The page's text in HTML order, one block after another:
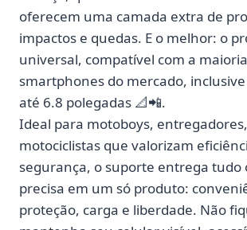
oferecem uma camada extra de
impactos e quedas. E o melhor: o
universal, compatível com a
smartphones do mercado,
até 6.8 polegadas 📐📲.
Ideal para motoboys,
motociclistas que valorizam
segurança, o suporte entrega tudo
precisa em um só produto:
proteção, carga e liberdade. Não